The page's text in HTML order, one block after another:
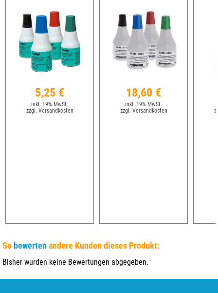
5,25 €
inkl. 19% MwSt.
zzgl. Versandkosten
18,60 €
inkl. 19% MwSt.
zzgl. Versandkosten
So bewerten andere Kunden dieses Produkt:
Bisher wurden keine Bewertungen abgegeben.